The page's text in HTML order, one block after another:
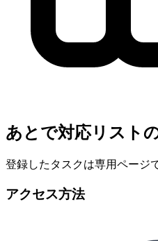
あとで対応リスト
登録したタスクは専用ページ
アクセス方法